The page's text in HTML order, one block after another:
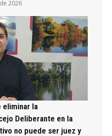
2026
eliminar la
Deliberante en la
no puede ser juez y